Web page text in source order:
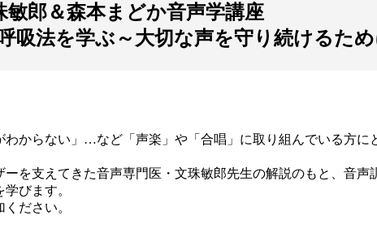
敏郎＆森本まどか音声学講座
吸法を学ぶ～大切な声を守り続けるため
からない」…など「声楽」や「合唱」に取り組んでいる方
を支えてきた音声専門医・文珠敏郎先生の解説のもと、音
びます。
ださい。